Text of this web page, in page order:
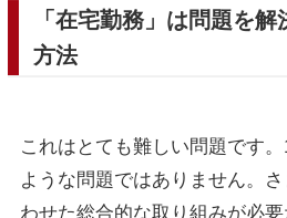
「在宅勤務」は問題を
方法
これはとても難しい問題です
ような問題ではありません。
わせた総合的な取り組みが必